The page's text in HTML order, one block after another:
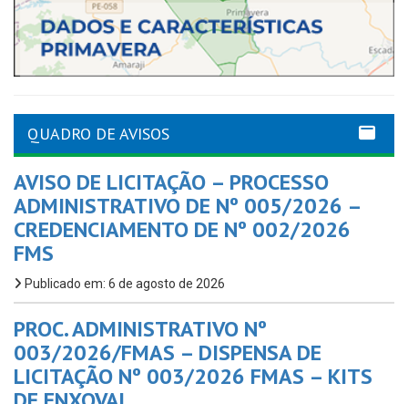
QUADRO DE AVISOS
AVISO DE LICITAÇÃO – PROCESSO
ADMINISTRATIVO DE Nº 005/2026 –
CREDENCIAMENTO DE Nº 002/2026
FMS
Publicado em: 6 de agosto de 2026
PROC. ADMINISTRATIVO Nº
003/2026/FMAS – DISPENSA DE
LICITAÇÃO Nº 003/2026 FMAS – KITS